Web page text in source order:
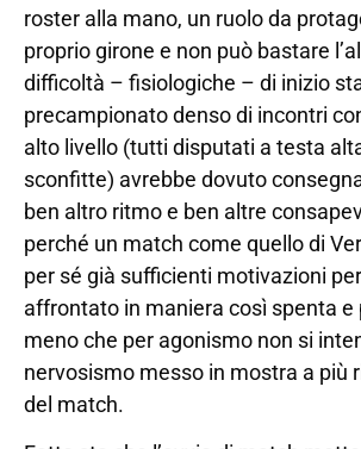
roster alla mano, un ruolo da
proprio girone e non può bastare
difficoltà – fisiologiche – di inizio
precampionato denso di incontri
alto livello (tutti disputati a testa
sconfitte) avrebbe dovuto
ben altro ritmo e ben altre
perché un match come quello di
per sé già sufficienti motivazioni
affrontato in maniera così spenta e
meno che per agonismo non si
nervosismo messo in mostra a più
del match.